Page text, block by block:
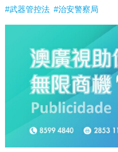
#武器管控法 #治安警察局